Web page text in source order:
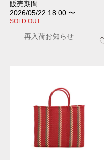
販売期間
2026/05/22 18:00 〜
SOLD OUT
再入荷お知らせ